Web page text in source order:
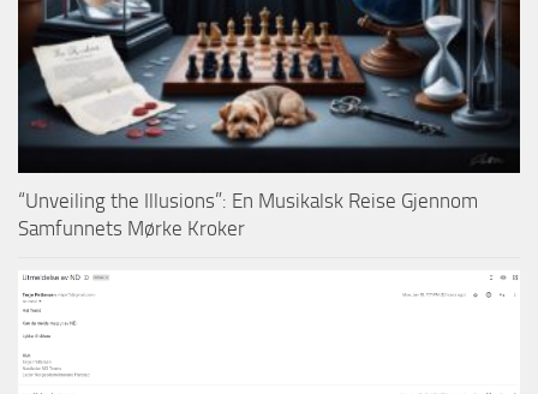
“Unveiling the Illusions”: En Musikalsk Reise Gjennom
Samfunnets Mørke Kroker